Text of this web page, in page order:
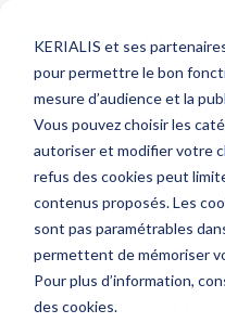
KERIALIS et ses
pour permettre le bon
mesure d’audience et la
Vous pouvez choisir les
autoriser et modifier votre
refus des cookies peut
contenus proposés. Les
sont pas paramétrables
permettent de mémoriser
Pour plus d’information,
des cookies.
Encore plus d'actus
newsletter !
Je m'inscris
Suivez-nous sur nos